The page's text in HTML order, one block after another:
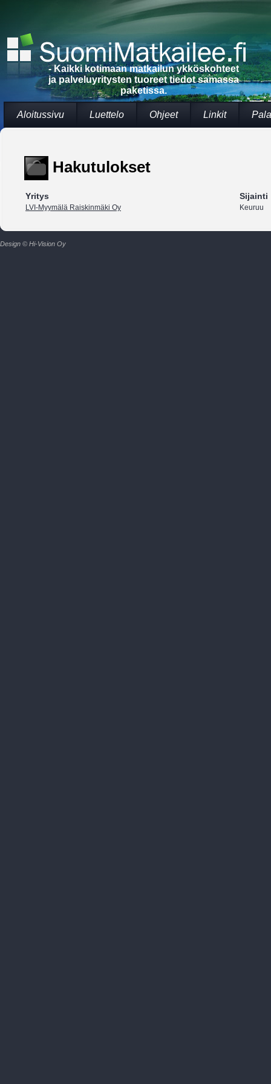
- Kaikki kotimaan matkailun ykköskohteet
ja palveluyritysten tuoreet tiedot samassa
paketissa.
Aloitussivu Luettelo Ohjeet Linkit
Hakutulokset
Yritys Sijainti
LVI-Myymälä Raiskinmäki Oy Keuruu
Design © Hi-Vision Oy